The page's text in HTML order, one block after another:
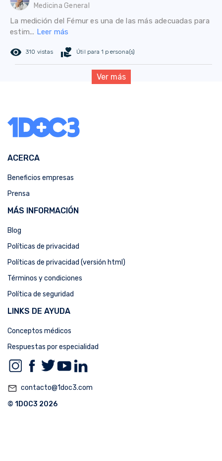
Medicina General
La medición del Fémur es una de las más adecuadas para
estim... Leer más
remove_red_eye 310 vistas volunteer_activism Útil para 1 persona(s)
Ver más
ACERCA
Beneficios empresas
Prensa
MÁS INFORMACIÓN
Blog
Políticas de privacidad
Políticas de privacidad (versión html)
Términos y condiciones
Política de seguridad
LINKS DE AYUDA
Conceptos médicos
Respuestas por especialidad
mail_outline contacto@1doc3.com
© 1DOC3 2026